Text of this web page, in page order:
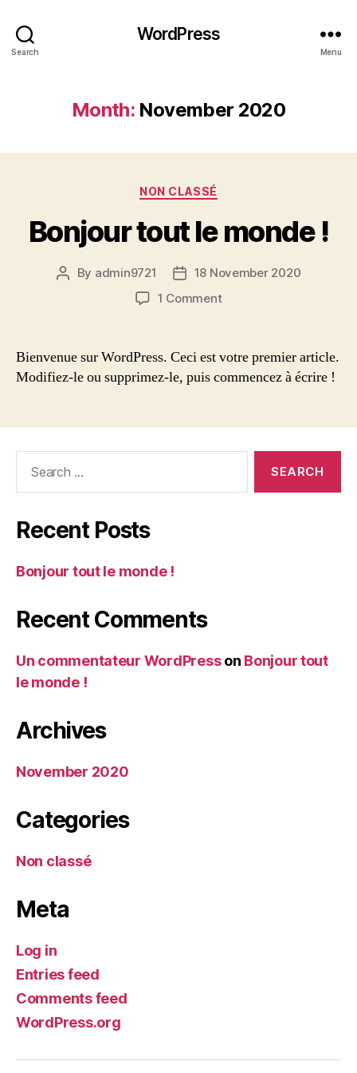
Search
WordPress
Menu
Month: November 2020
Categories
NON CLASSÉ
Bonjour tout le monde !
Post
By admin9721
Post18 November 2020
1 Commenton
monde !
Bienvenue sur WordPress. Ceci est votre premier article.
Modifiez-le ou supprimez-le, puis commencez à écrire !
Recent Posts
Bonjour tout le monde !
Recent Comments
Un commentateur WordPresson Bonjour tout
le monde !
Archives
November 2020
Categories
Non classé
Meta
Log in
Entries feed
Comments feed
WordPress.org